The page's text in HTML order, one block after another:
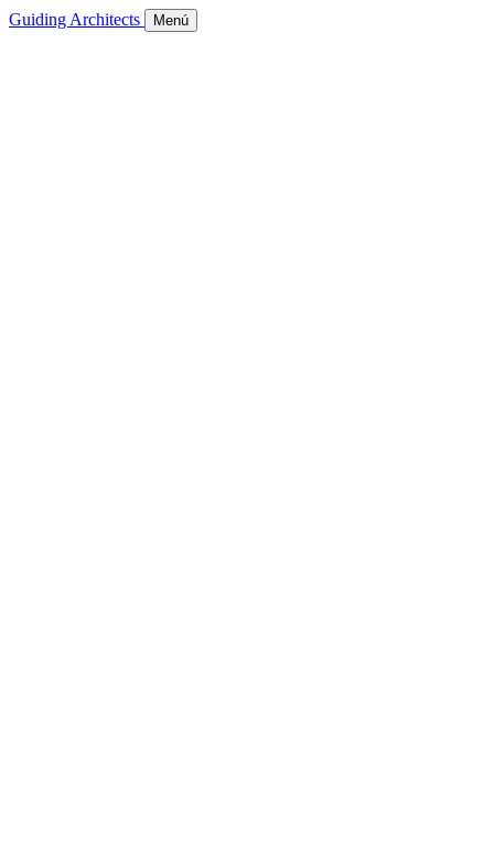
Guiding Architects Menú